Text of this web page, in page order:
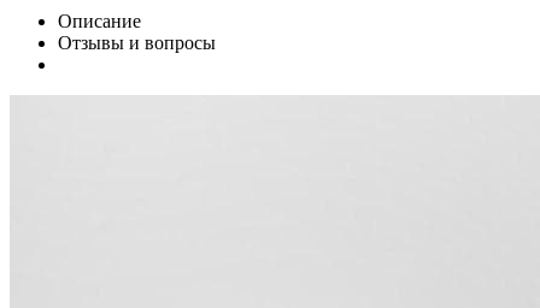
Описание
Отзывы и вопросы